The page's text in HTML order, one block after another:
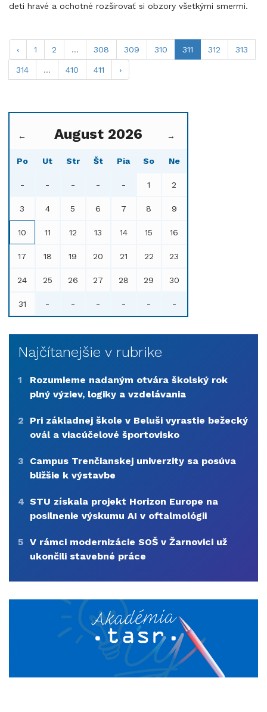
deti hravé a ochotné rozširovať si obzory všetkými smermi.
‹ 1 2 ... 308 309 310 311 312 313
314 ... 410 411 ›
← August 2026 →
Po Ut Str Št Pia So Ne
- - - - - 1 2
3 4 5 6 7 8 9
10 11 12 13 14 15 16
17 18 19 20 21 22 23
24 25 26 27 28 29 30
31 - - - - - -
Najčítanejšie v rubrike
1
Rozumieme nadaným otvára školský rok
plný výziev, logiky a vzdelávania
2
Pri základnej škole v Beluši vyrastie bežecký
ovál a viacúčelové športovisko
3
Campus Trenčianskej univerzity sa posúva
bližšie k výstavbe
4 STU získala projekt Horizon Europe na
posilnenie výskumu AI v oftalmológii
5 V rámci modernizácie SOŠ v Žarnovici už
ukončili stavebné práce